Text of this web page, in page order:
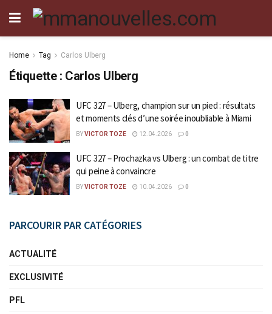
Home Tag Carlos Ulberg
Étiquette : Carlos Ulberg
UFC 327 – Ulberg, champion sur un pied : résultats
et moments clés d’une soirée inoubliable à Miami
BYVICTOR TOZE 12.04.2026 0
UFC 327 – Prochazka vs Ulberg : un combat de titre
qui peine à convaincre
BYVICTOR TOZE 10.04.2026 0
PARCOURIR PAR CATÉGORIES
ACTUALITÉ
EXCLUSIVITÉ
PFL